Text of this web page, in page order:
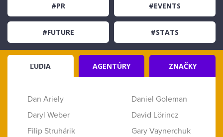
#PR #EVENTS
#FUTURE #STATS
ĽUDIA AGENTÚRY ZNAČKY
Dan Ariely
Daniel Goleman
Daryl Weber
David Lörincz
Filip Struhárik
Gary Vaynerchuk